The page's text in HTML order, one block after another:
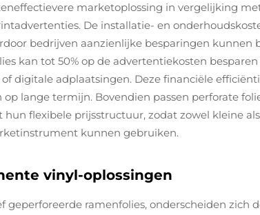
marketoplossing in vergelijking
De installatie- en
bedrijven aanzienlijke besparingen kunnen
kan tot 50% op de advertentiekosten besparen
digitale adplaatsingen. Deze financiële
lange termijn. Bovendien passen perforate
flexibele prijsstructuur, zodat zowel kleine
kunnen gebruiken.
vinyl-oplossingen
geperforeerde ramenfolies, onderscheiden zich